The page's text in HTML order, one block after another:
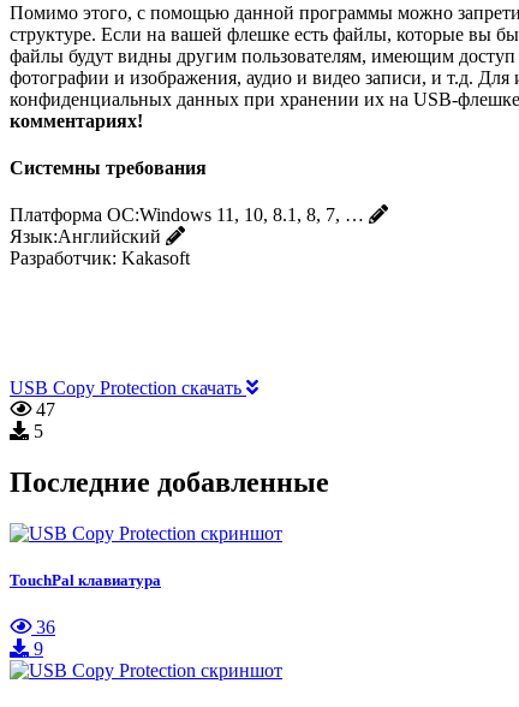
Помимо этого, с помощью данной программы можно
структуре. Если на вашей флешке есть файлы, которые вы
файлы будут видны другим пользователям, имеющим доступ
фотографии и изображения, аудио и видео записи, и т.д.
конфиденциальных данных при хранении их на USB-
комментариях!
Системны требования
Платформа ОС:Windows 11, 10, 8.1, 8, 7, …
Язык:Английский
Разработчик: Kakasoft
USB Copy Protection скачать
47
5
Последние добавленные
TouchPal клавиатура
36
9